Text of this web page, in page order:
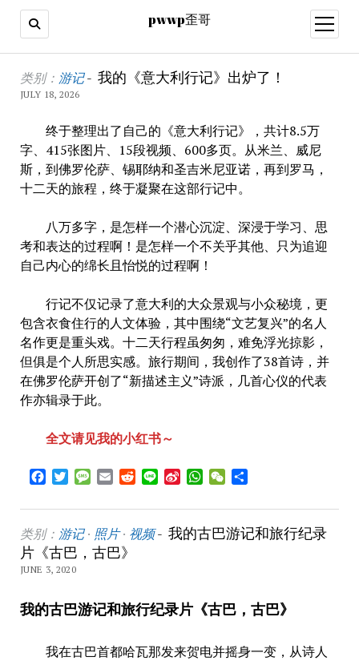
pwwp歪哥
open
menu
pwwp
歪
哥
类别： 游记- 我的《意大利行记》出炉了！
JULY 18, 2026
终于整理出了自己的《意大利行记》，共计8.5万
字、415张图片、15段视频、600多页。从米兰、威尼
斯，到佛罗伦萨、锡耶纳和圣吉米尼亚诺，再到罗马，
十二天的旅程，终于凝聚在这部行记中。
八万多字，是怎样一个潜心沉淀、深浸于学习、思
考和表达的过程啊！是怎样一个不关乎其他、只为追迎
自己内心的绵长且怡悦的过程啊！
行记不仅记录了意大利的大众景观与小众秘境，更
包含衣食住行的人文体验，其中围绕“文艺复兴”的名人
名作更是重头戏。十二天行程虽匆匆，难免浮光掠影，
但俱是个人所思实感。旅行期间，我创作了38首诗，并
在佛罗伦萨开创了“新描述主义”诗派，几首心仪的代表
作亦辑录于此。
全文请见我的小红书～
Facebook
TwitterMessageEmailRedditLine Sina WhatsApp
WeChat
类别： 游记· 照片· 视频- 我的古巴游记和旅行纪录
片《古巴，古巴》
JUNE 3, 2020
我的古巴游记和旅行纪录片《古巴，古巴》
我在古巴首都哈瓦那发来贺电并摇身一变，从诗人